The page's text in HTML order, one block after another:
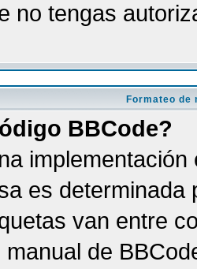
no tengas
Formateo de
BBCode?
es
van entre
manual de